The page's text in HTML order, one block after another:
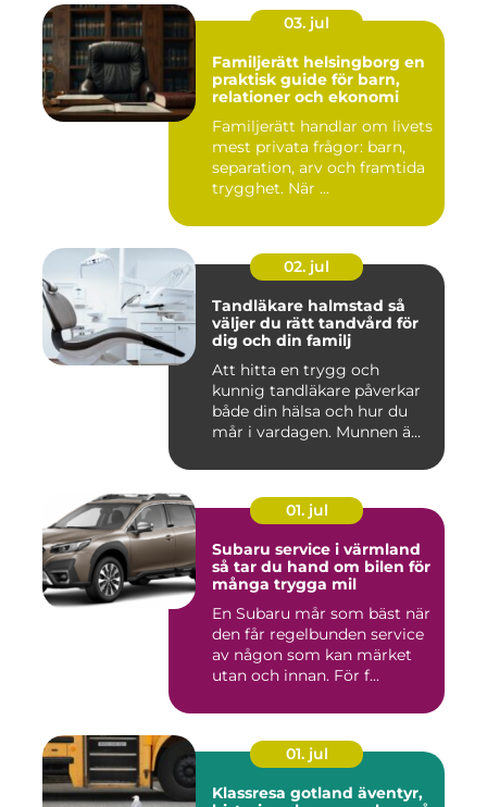
03. jul
Familjerätt helsingborg en
praktisk guide för barn,
relationer och ekonomi
Familjerätt handlar om livets
mest privata frågor: barn,
separation, arv och framtida
trygghet. När ...
02. jul
Tandläkare halmstad så
väljer du rätt tandvård för
dig och din familj
Att hitta en trygg och
kunnig tandläkare påverkar
både din hälsa och hur du
mår i vardagen. Munnen ä...
01. jul
Subaru service i värmland
så tar du hand om bilen för
många trygga mil
En Subaru mår som bäst när
den får regelbunden service
av någon som kan märket
utan och innan. För f...
01. jul
Klassresa gotland äventyr,